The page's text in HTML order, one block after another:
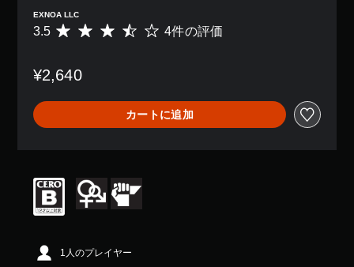
EXNOA LLC
評
は
、
平
均
5
段
階
の
3
3.5 4件の評価
¥2,640
カートに追加
1人のプレイヤー